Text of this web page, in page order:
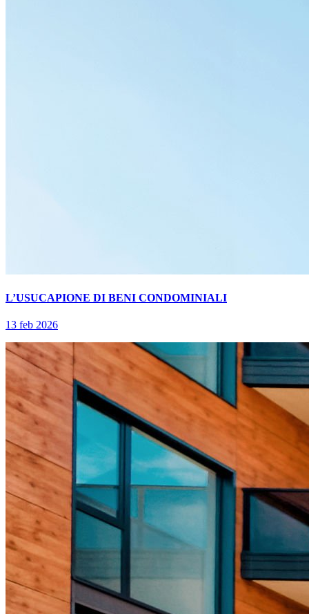
L’USUCAPIONE DI BENI CONDOMINIALI
13 feb 2026